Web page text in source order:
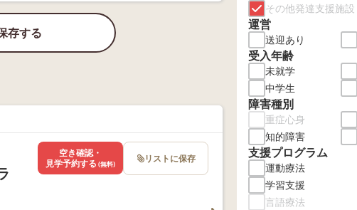
存する
空き確認・
見学予約する (無料) リストに保存
その他発達支援施設
運営
送迎あり
受入年齢
未就学
中学生
障害種別
重症心身
知的障害
支援プログラム
運動療法
学習支援
言語療法